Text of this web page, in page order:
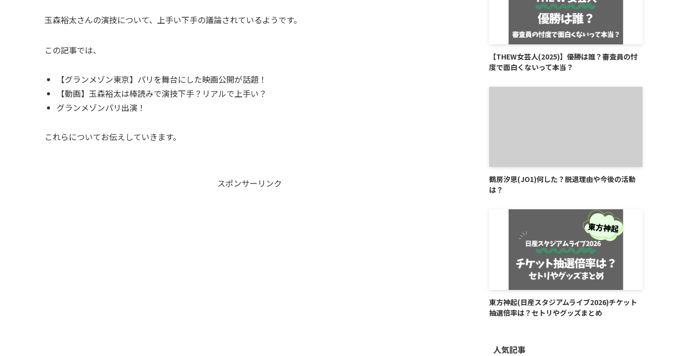
玉森裕太さんの演技について、上手い下手の議論されているようです。
この記事では、
【グランメゾン東京】パリを舞台にした映画公開が話題！
【動画】玉森裕太は棒読みで演技下手？リアルで上手い？
グランメゾンパリ出演！
これらについてお伝えしていきます。
スポンサーリンク
【THEW女芸人(2025)】優勝は誰？審査員の忖
度で面白くないって本当？
鶴房汐恩(JO1)何した？脱退理由や今後の活動
は？
東方神起(日産スタジアムライブ2026)チケット
抽選倍率は？セトリやグッズまとめ
人気記事